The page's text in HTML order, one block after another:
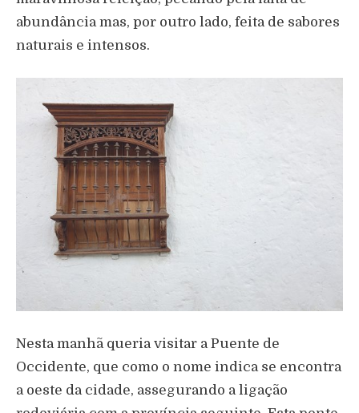
abundância mas, por outro lado, feita de sabores
naturais e intensos.
Nesta manhã queria visitar a Puente de
Occidente, que como o nome indica se encontra
a oeste da cidade, assegurando a ligação